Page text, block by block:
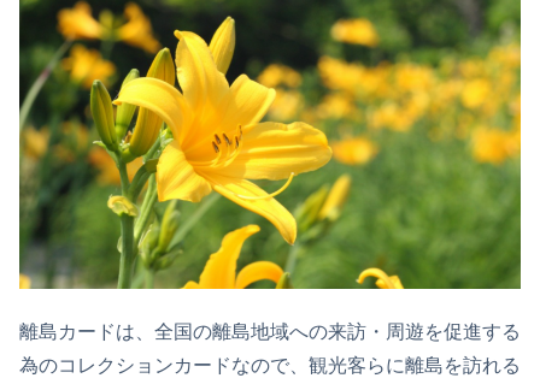
離島カードは、全国の離島地域への来訪・周遊を促進する
為のコレクションカードなので、観光客らに離島を訪れる